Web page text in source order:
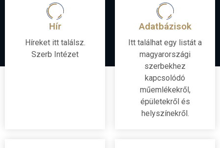
Hír
Híreket itt találsz.
Szerb Intézet
Adatbázisok
Itt találhat egy listát a
magyarországi
szerbekhez
kapcsolódó
műemlékekről,
épületekről és
helyszínekről.